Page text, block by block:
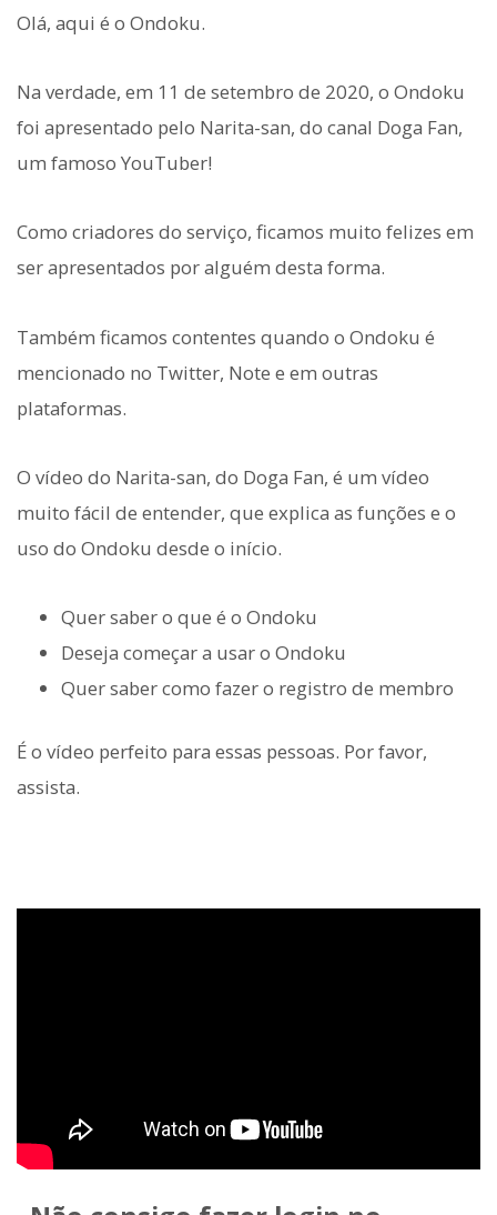
Olá, aqui é o Ondoku.
Na verdade, em 11 de setembro de 2020, o Ondoku
foi apresentado pelo Narita-san, do canal Doga Fan,
um famoso YouTuber!
Como criadores do serviço, ficamos muito felizes em
ser apresentados por alguém desta forma.
Também ficamos contentes quando o Ondoku é
mencionado no Twitter, Note e em outras
plataformas.
O vídeo do Narita-san, do Doga Fan, é um vídeo
muito fácil de entender, que explica as funções e o
uso do Ondoku desde o início.
Quer saber o que é o Ondoku
Deseja começar a usar o Ondoku
Quer saber como fazer o registro de membro
É o vídeo perfeito para essas pessoas. Por favor,
assista.